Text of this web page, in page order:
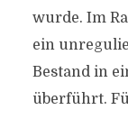
wurde. Im
ein
Bestand in
überführt.